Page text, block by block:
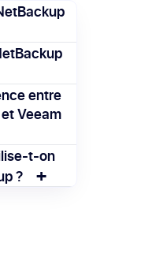
les
site ou dans
processus.
les grandes
complexes
entre
Veeam
étendus
tandis que
t-on
?
+